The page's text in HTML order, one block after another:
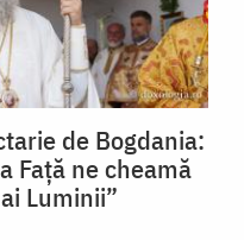
de Bogdania:
Față ne cheamă
Luminii”